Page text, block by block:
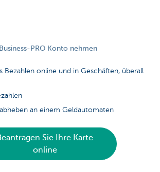
PRO Konto nehmen
Bezahlen online und in Geschäften, überall
an einem Geldautomaten
Sie Ihre Karte
online